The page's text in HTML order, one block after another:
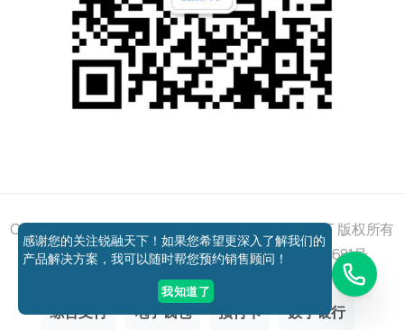
Copyright © 2011 - 2026 All right reserved 锐融天下 版权所有
京ICP备12037648号-1 京公网安备11010802027681号
综合支付 电子钱包 预付卡 数字银行
添加好友
电话咨询
感谢您的关注锐融天下！如果您希望更深入了解我们的
产品解决方案，我可以随时帮您预约销售顾问！
我知道了